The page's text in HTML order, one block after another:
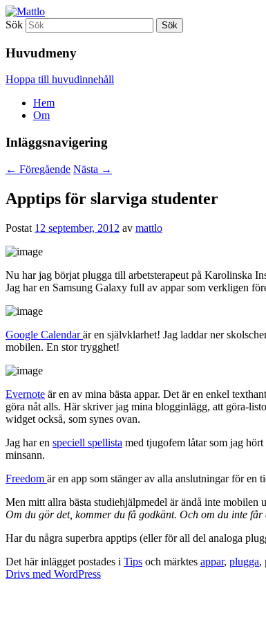
Mattlo
Sök
Huvudmeny
Hoppa till huvudinnehåll
Hem
Om
Inläggsnavigering
← Föregående Nästa →
Apptips för slarviga studenter
Postat 12 september, 2012 av mattlo
Nu har jag börjat plugga till arbetsterapeut på Karolinska
Jag har en Samsung Galaxy full av appar som verkligen
Google Calendarär en självklarhet! Jag laddar ner
mobilen. En stor trygghet!
Evernote är en av mina bästa appar. Det är en enkel
göra nåt alls. Här skriver jag mina blogginlägg, att göra-
widget också, som synes ovan.
Jag har en speciell spellista med tjugofem låtar som jag
minsann.
Freedom är en app som stänger av alla anslutningar för
Men mitt allra bästa studiehjälpmedel är ändå inte mobilen
Om du gör det, kommer du få godkänt. Och om du inte
Har du några superbra apptips (eller för all del analoga
Det här inlägget postades i Tips och märktes appar, plugga,
Drivs med WordPress